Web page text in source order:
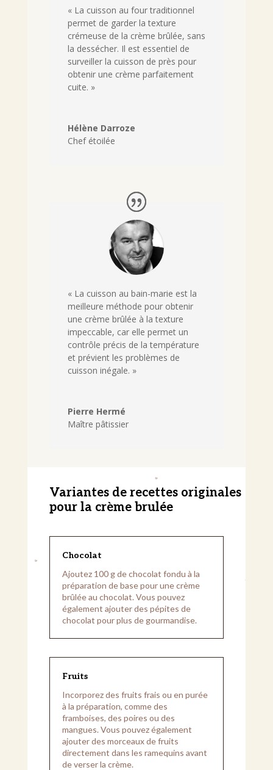
« La cuisson au four traditionnel
permet de garder la texture
crémeuse de la crème brûlée, sans
la dessécher. Il est essentiel de
surveiller la cuisson de près pour
obtenir une crème parfaitement
cuite. »
Hélène Darroze
Chef étoilée
« La cuisson au bain-marie est la
meilleure méthode pour obtenir
une crème brûlée à la texture
impeccable, car elle permet un
contrôle précis de la température
et prévient les problèmes de
cuisson inégale. »
Pierre Hermé
Maître pâtissier
Variantes de recettes originales
pour la crème brulée
Chocolat
Ajoutez 100 g de chocolat fondu à la
préparation de base pour une crème
brûlée au chocolat. Vous pouvez
également ajouter des pépites de
chocolat pour plus de gourmandise.
Fruits
Incorporez des fruits frais ou en purée
à la préparation, comme des
framboises, des poires ou des
mangues. Vous pouvez également
ajouter des morceaux de fruits
directement dans les ramequins avant
de verser la crème.